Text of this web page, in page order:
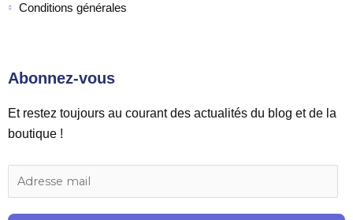
Conditions générales
Abonnez-vous
Et restez toujours au courant des actualités du blog et de la
boutique !